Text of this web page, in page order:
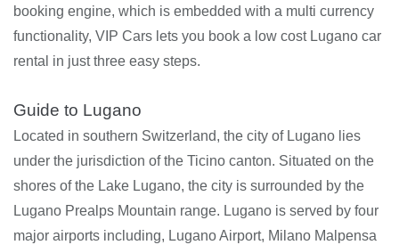
booking engine, which is embedded with a multi currency
functionality, VIP Cars lets you book a low cost Lugano car
rental in just three easy steps.
Guide to Lugano
Located in southern Switzerland, the city of Lugano lies
under the jurisdiction of the Ticino canton. Situated on the
shores of the Lake Lugano, the city is surrounded by the
Lugano Prealps Mountain range. Lugano is served by four
major airports including, Lugano Airport, Milano Malpensa